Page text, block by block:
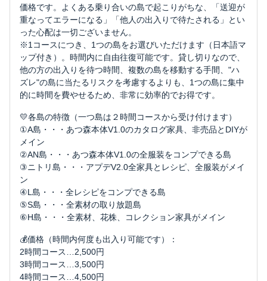
価格です。よくある乗り合いの島で起こりがちな、「送迎が
重なってエラーになる」「他人の出入りで待たされる」とい
った心配は一切ございません。
※1コースにつき、1つの島をお選びいただけます（日本語マ
ップ付き）。時間内に自由往復可能です。貸し切りなので、
他の方の出入りを待つ時間、複数の島を移動する手間、"ハ
ズレ"の島に当たるリスクを考慮するよりも、1つの島に集中
的に時間を費やせるため、非常に効率的でお得です。
💛各島の特徴（一つ島は２時間コースから受け付けます）
①A島・・・あつ森本体V1.0のカタログ家具、非売品とDIYが
メイン
②AN島・・・あつ森本体V1.0の全服装をコンプできる島
③ニトリ島・・・アプデV2.0全家具とレシピ、全服装がメイ
ン
④L島・・・全レシピをコンプできる島
⑤S島・・・全素材の取り放題島
⑥H島・・・全素材、花株、コレクション家具がメイン
💰価格（時間内何度も出入り可能です）：
2時間コース…2,500円
3時間コース…3,500円
4時間コース…4,500円